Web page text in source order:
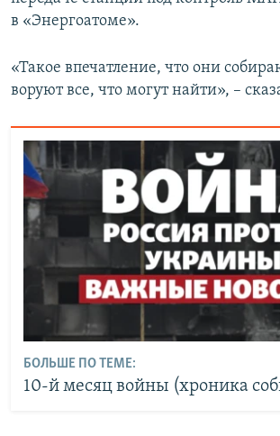
в «Энергоатоме».
«Такое впечатление, что они
воруют все, что могут найти», –
БОЛЬШЕ ПО ТЕМЕ:
10-й месяц войны (хроника